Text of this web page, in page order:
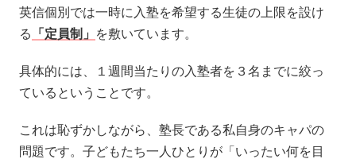
英信個別では一時に入塾を希望する生徒の上限を設け
る
「定員制」 を敷いています。
具体的には、１週間当たりの入塾者を３名までに絞っ
ているということです。
これは恥ずかしながら、塾長である私自身のキャパの
問題です。子どもたち一人ひとりが「いったい何を目